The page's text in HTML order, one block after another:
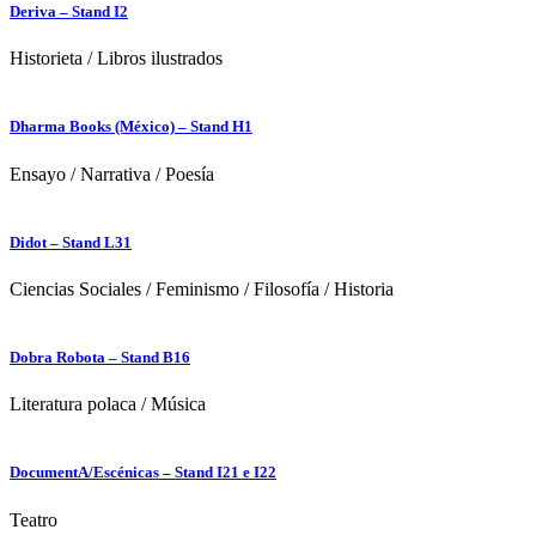
Deriva – Stand I2
Historieta /Libros ilustrados
Dharma Books (México) – Stand H1
Ensayo /Narrativa /Poesía
Didot – Stand L31
Ciencias Sociales /Feminismo /Filosofía /Historia
Dobra Robota – Stand B16
Literatura polaca /Música
DocumentA/Escénicas – Stand I21 e I22
Teatro